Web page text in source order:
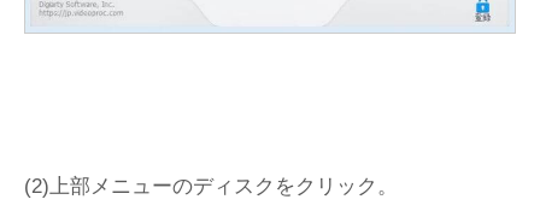
(2)上部メニューのディスクをクリック。